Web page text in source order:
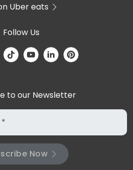
Uber eats
Follow Us
to our Newsletter
Now